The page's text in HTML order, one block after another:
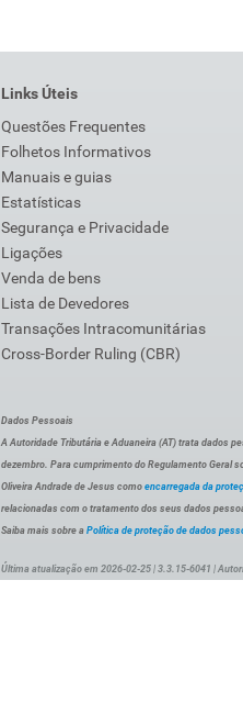
Links Úteis
Questões Frequentes
Folhetos Informativos
Manuais e guias
Estatísticas
Segurança e Privacidade
Ligações
Venda de bens
Lista de Devedores
Transações Intracomunitárias
Cross-Border Ruling (CBR)
Dados Pessoais
A Autoridade Tributária e Aduaneira (AT) trata dados
dezembro. Para cumprimento do Regulamento Geral
Oliveira Andrade de Jesus como encarregada da
relacionadas com o tratamento dos seus dados
Saiba mais sobre a Política de proteção de dados
Última atualização em 2026-02-25 | 3.3.15-6041 |